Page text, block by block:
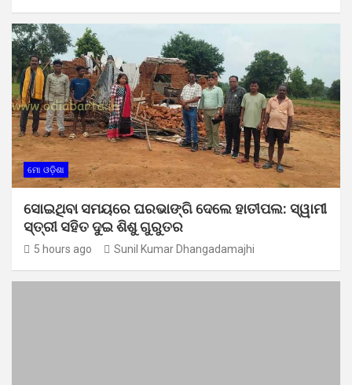
ମୋ ଓଡ଼ିଶା
ସୋଇଥିବା ସମୟରେ ଘରଭାଙ୍ଗି ଦେଲେ ହାତୀପଲ: ସ୍ୱାମୀ
ସ୍ତ୍ରୀ ସହିତ ଦୁଇ ଶିଶୁ ଗୁରୁତର
5 hours ago Sunil Kumar Dhangadamajhi